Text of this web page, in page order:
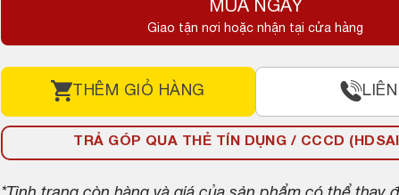
18,000,000 ₫.
16,000,000 ₫.
MUA NGAY
Giao tận nơi hoặc nhận tại cửa hàng
THÊM GIỎ HÀNG
TRẢ GÓP QUA THẺ TÍN DỤNG / CCCD